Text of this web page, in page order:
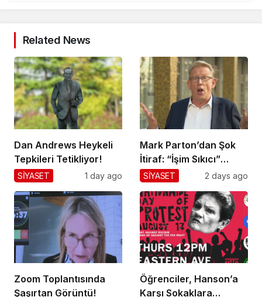
Related News
Dan Andrews Heykeli
Tepkileri Tetikliyor!
SİYASET 1 day ago
Mark Parton’dan Şok
İtiraf: “İşim Sıkıcı”
Mesajı!
SİYASET 2 days ago
Zoom Toplantısında
Şaşırtan Görüntü!
Öğrenciler, Hanson’a
Karşı Sokaklara